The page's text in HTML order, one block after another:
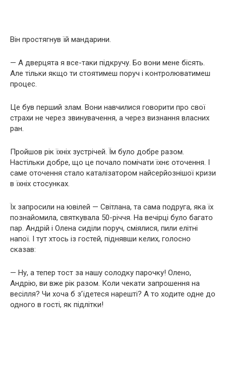
Він простягнув їй мандарини.
— А дверцята я все-таки підкручу. Бо вони мене бісять.
Але тільки якщо ти стоятимеш поруч і контролюватимеш
процес.
Це був перший злам. Вони навчилися говорити про свої
страхи не через звинувачення, а через визнання власних
ран.
Пройшов рік їхніх зустрічей. Їм було добре разом.
Настільки добре, що це почало помічати їхнє оточення. І
саме оточення стало каталізатором найсерйознішої кризи
в їхніх стосунках.
Їх запросили на ювілей — Світлана, та сама подруга, яка їх
познайомила, святкувала 50-річчя. На вечірці було багато
пар. Андрій і Олена сиділи поруч, сміялися, пили елітні
напої. І тут хтось із гостей, піднявши келих, голосно
сказав:
— Ну, а тепер тост за нашу солодку парочку! Олено,
Андрію, ви вже рік разом. Коли чекати запрошення на
весілля? Чи хоча б з’їдетеся нарешті? А то ходите одне до
одного в гості, як підлітки!